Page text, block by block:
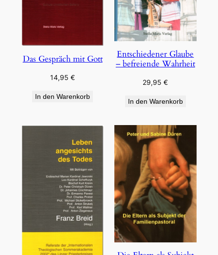
Das Gespräch mit Gott
14,95€
In den Warenkorb
Entschiedener Glaube
– befreiende Wahrheit
29,95€
In den Warenkorb